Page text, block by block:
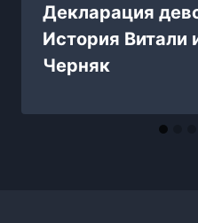
Декларация
История
Черняк